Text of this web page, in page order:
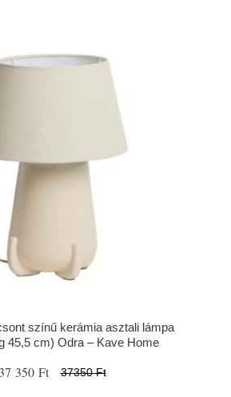
színű kerámia asztali lámpa
45,5 cm) Odra – Kave Home
37 350 Ft 37350 Ft